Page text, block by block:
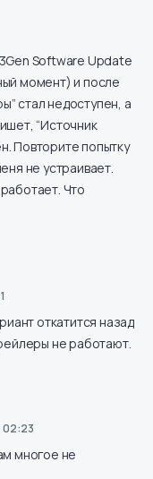
Software Update
момент) и после
стал недоступен, а
“Источник
Повторите попытку
не устраивает.
Что
откатится назад
не работают.
02:23
многое не